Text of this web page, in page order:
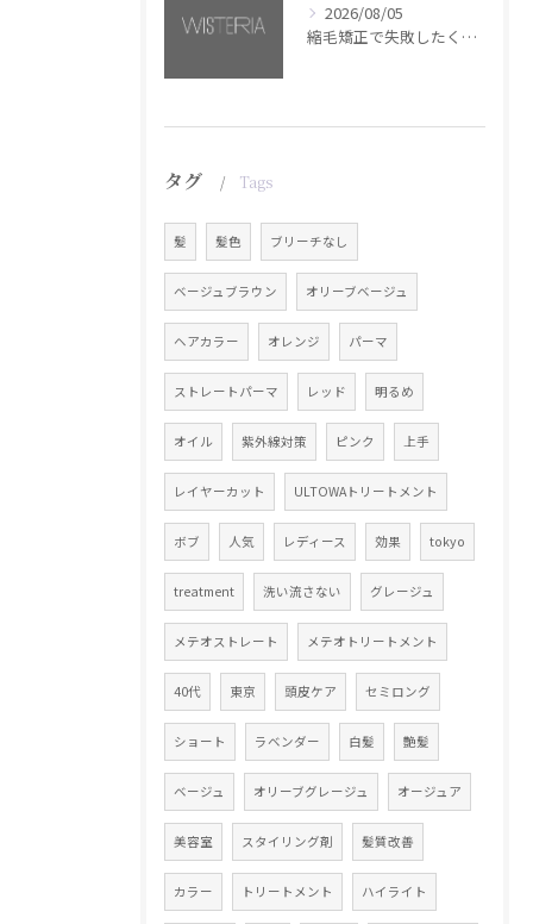
2026/08/05
縮毛矯正で失敗したくない方へ【銀座・美容室WISTERIA】
タグ Tags
髪 髪色 ブリーチなし
ベージュブラウン オリーブベージュ
ヘアカラー オレンジ パーマ
ストレートパーマ レッド 明るめ
オイル 紫外線対策 ピンク 上手
レイヤーカット ULTOWAトリートメント
ボブ 人気 レディース 効果 tokyo
treatment 洗い流さない グレージュ
メテオストレート メテオトリートメント
40代 東京 頭皮ケア セミロング
ショート ラベンダー 白髪 艶髪
ベージュ オリーブグレージュ オージュア
美容室 スタイリング剤 髪質改善
カラー トリートメント ハイライト